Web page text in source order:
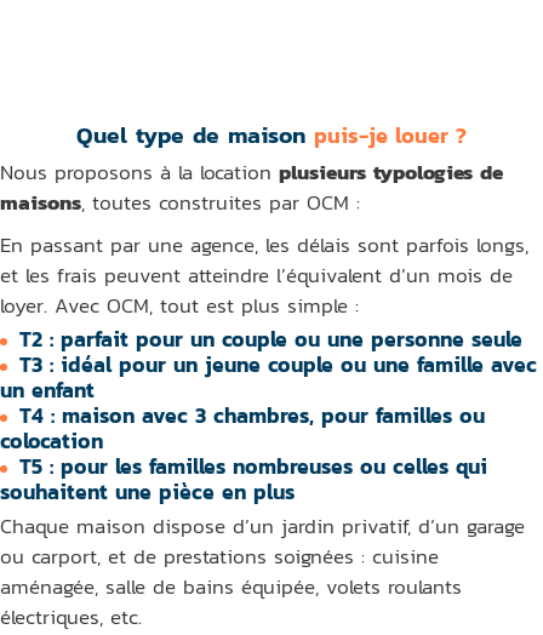
Quel type de maison puis-je louer ?
Nous proposons à la location plusieurs typologies de
maisons, toutes construites par OCM :
En passant par une agence, les délais sont parfois longs,
et les frais peuvent atteindre l’équivalent d’un mois de
loyer. Avec OCM, tout est plus simple :
T2 : parfait pour un couple ou une personne seule
T3 : idéal pour un jeune couple ou une famille avec
un enfant
T4 : maison avec 3 chambres, pour familles ou
colocation
T5 : pour les familles nombreuses ou celles qui
souhaitent une pièce en plus
Chaque maison dispose d’un jardin privatif, d’un garage
ou carport, et de prestations soignées : cuisine
aménagée, salle de bains équipée, volets roulants
électriques, etc.